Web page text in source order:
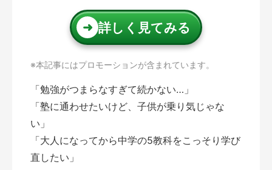
➜ 詳しく見てみる
※本記事にはプロモーションが含まれています。
「勉強がつまらなすぎて続かない…」
「塾に通わせたいけど、子供が乗り気じゃな
い」
「大人になってから中学の5教科をこっそり学び
直したい」